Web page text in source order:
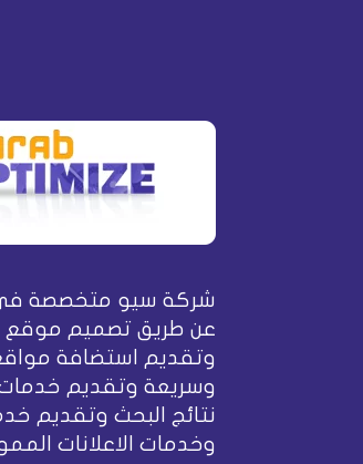
شركة سيو متخصصة
عن طريق تصميم موقع
وتقديم استضافة
وسريعة وتقديم
نتائج البحث وتقديم
وخدمات الاعلانات